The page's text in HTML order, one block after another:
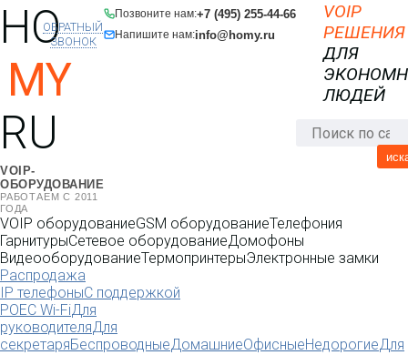
HO
MY
RU
VOIP-
ОБОРУДОВАНИЕ
РАБОТАЕМ С 2011
ГОДА
Позвоните нам:+7 (495) 255-44-66
Напишите нам:info@homy.ru
ОБРАТНЫЙ
ЗВОНОК
VOIP
РЕШЕНИЯ
ДЛЯ
ЛЮДЕЙ
VOIP оборудованиеGSM оборудованиеТелефония
ГарнитурыСетевое оборудованиеДомофоны
ВидеооборудованиеТермопринтерыЭлектронные замки
Распродажа
IP телефоныС поддержкой
POEC Wi-FiДля
руководителяДля
секретаряБеспроводныеДомашниеОфисныеНедорогиеДля